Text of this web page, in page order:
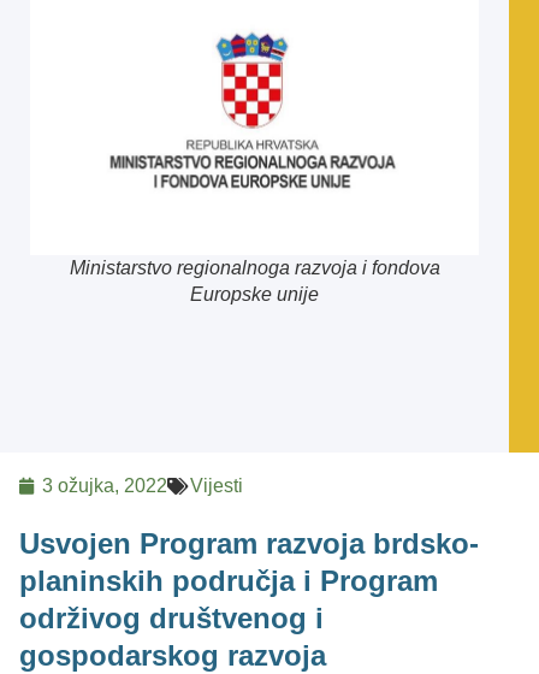
Ministarstvo regionalnoga razvoja i fondova
Europske unije
3 ožujka, 2022 Vijesti
Usvojen Program razvoja brdsko-
planinskih područja i Program
održivog društvenog i
gospodarskog razvoja